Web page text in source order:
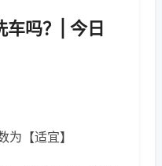
车吗？| 今日
为【适宜】